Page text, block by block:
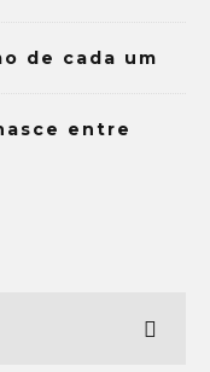
de cada um
entre